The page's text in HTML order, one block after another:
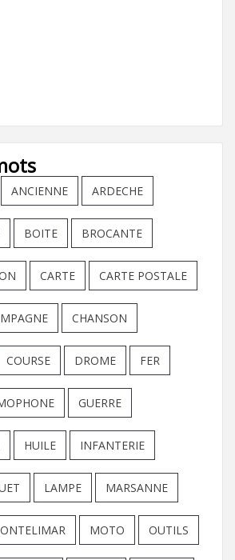
ANCIENNE ARDECHE
BOITE BROCANTE
CARTE CARTE POSTALE
CHANSON
COURSE DROME FER
GUERRE
HUILE INFANTERIE
LAMPE MARSANNE
MOTO OUTILS